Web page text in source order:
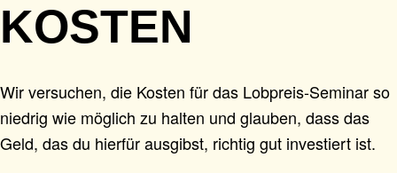
KOSTEN
Wir versuchen, die Kosten für das Lobpreis-Seminar so
niedrig wie möglich zu halten und glauben, dass das
Geld, das du hierfür ausgibst, richtig gut investiert ist.